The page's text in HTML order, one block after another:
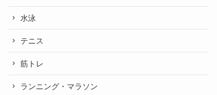
水泳
テニス
筋トレ
ランニング・マラソン